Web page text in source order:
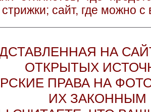
стрижки; сайт, где можно
НА
ОТКРЫТЫХ
ПРАВА НА
ИХ ЗАКОННЫМ